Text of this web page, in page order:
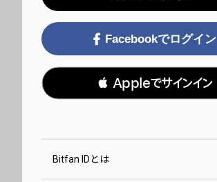
Facebookでログイン
 Appleでサインイン
Bitfan IDとは